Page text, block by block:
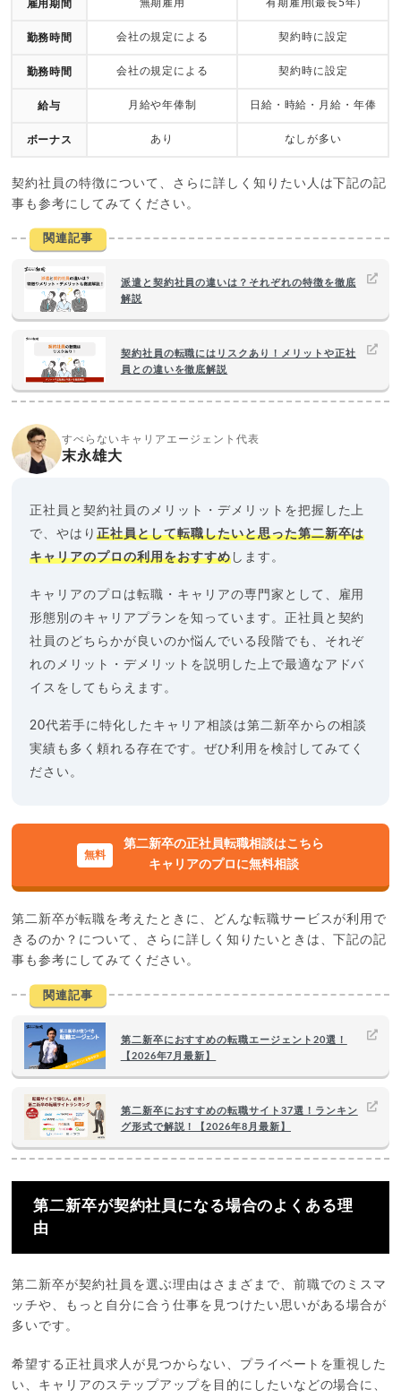
雇用期間 無期雇用 有期雇用(最長5年)
勤務時間 会社の規定による 契約時に設定
勤務時間 会社の規定による 契約時に設定
給与 月給や年俸制 日給・時給・月給・年俸
ボーナス あり なしが多い
契約社員の特徴について、さらに詳しく知りたい人は下記の記
事も参考にしてみてください。
関連記事
派遣と契約社員の違いは？それぞれの特徴を徹底
解説
契約社員の転職にはリスクあり！メリットや正社
員との違いを徹底解説
すべらないキャリアエージェント代表
末永雄大
正社員と契約社員のメリット・デメリットを把握した上
で、やはり正社員として転職したいと思った第二新卒は
キャリアのプロの利用をおすすめします。
キャリアのプロは転職・キャリアの専門家として、雇用
形態別のキャリアプランを知っています。正社員と契約
社員のどちらかが良いのか悩んでいる段階でも、それぞ
れのメリット・デメリットを説明した上で最適なアドバ
イスをしてもらえます。
20代若手に特化したキャリア相談は第二新卒からの相談
実績も多く頼れる存在です。ぜひ利用を検討してみてく
ださい。
第二新卒の正社員転職相談はこちら
キャリアのプロに無料相談
第二新卒が転職を考えたときに、どんな転職サービスが利用で
きるのか？について、さらに詳しく知りたいときは、下記の記
事も参考にしてみてください。
関連記事
第二新卒におすすめの転職エージェント20選！
【2026年7月最新】
第二新卒におすすめの転職サイト37選！ランキン
グ形式で解説！【2026年8月最新】
第二新卒が契約社員になる場合のよくある理
由
第二新卒が契約社員を選ぶ理由はさまざまで、前職でのミスマ
ッチや、もっと自分に合う仕事を見つけたい思いがある場合が
多いです。
希望する正社員求人が見つからない、プライベートを重視した
い、キャリアのステップアップを目的にしたいなどの場合に、